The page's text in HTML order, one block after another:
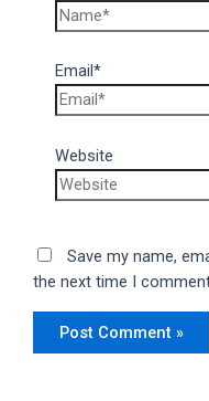
Email*
Website
Save my name,
the next time I